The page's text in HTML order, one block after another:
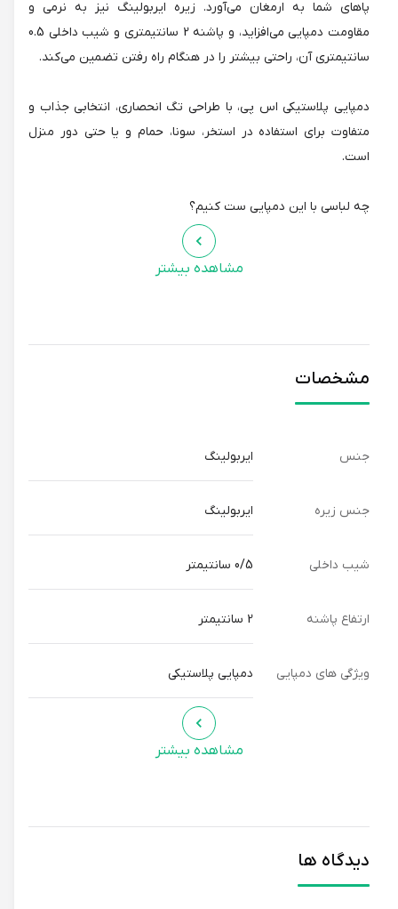
پاهای شما به ارمغان می‌آورد. زیره ایربولینگ نیز به نرمی و
مقاومت دمپایی می‌افزاید، و پاشنه 2 سانتیمتری و شیب داخلی 0.5
سانتیمتری آن، راحتی بیشتر را در هنگام راه رفتن تضمین می‌کند.
دمپایی پلاستیکی اس پی، با طراحی تگ انحصاری، انتخابی جذاب و
متفاوت برای استفاده در استخر، سونا، حمام و یا حتی دور منزل
است.
چه لباسی با این دمپایی ست کنیم؟
رنگ قهوه‌ای تیره، رنگ خنثی است که با هر رنگ و نوع لباسی به
خوبی ست می‌شود. می‌توانید این دمپایی را با لباس‌های تابستانی
تیپ شخصیتی مناسب
می‌دهند، بسیار مناسب است. افرادی که علاقه به طبیعت و
رنگ‌های خاکی دارند، از این دمپایی رضایت کامل خواهند داشت.
مزیت استفاده از دمپایی ایربولینگ
فناوری، هوای داخل مواد دمپایی را به دام می‌اندازد، که باعث
این دمپایی برای استفاده روزمره و محیط‌های مرطوب مانند استخر
با دمپایی استخری اس پی، راحتی و سبکی را در هر قدم تجربه کنید.
مشاهده بیشتر
مشخصات
جنس ایربولینگ
جنس زیره ایربولینگ
شیب داخلی
ارتفاع پاشنه
ویژگی های دمپایی دمپایی پلاستیکی
مشاهده بیشتر
دیدگاه ها